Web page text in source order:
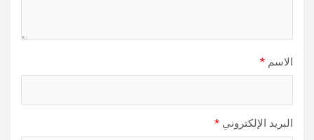
الاسم *
البريد الإلكتروني *